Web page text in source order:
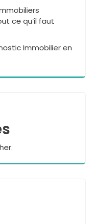
ce qu’il faut
Immobilier en